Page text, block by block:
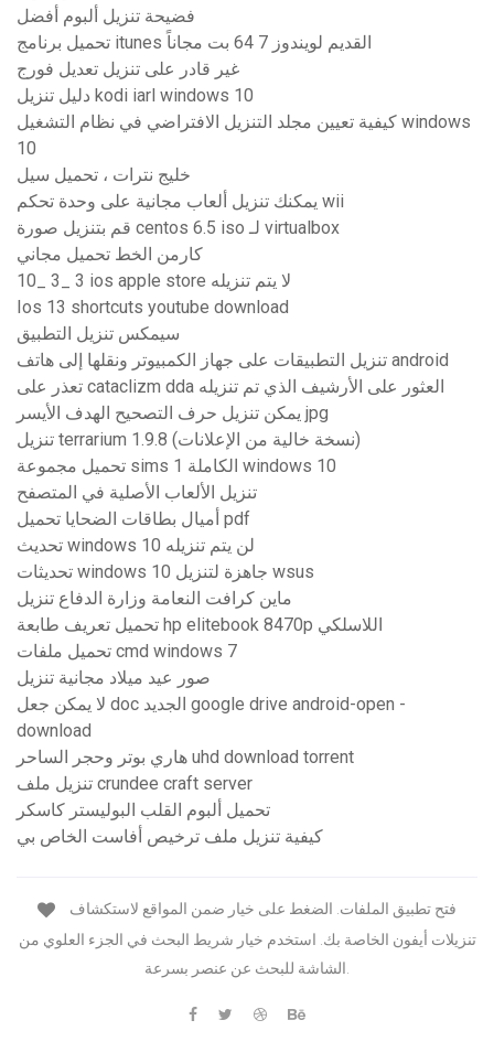
فضيحة تنزيل ألبوم أفضل
تحميل برنامج itunes القديم لويندوز 7 64 بت مجاناً
غير قادر على تنزيل تعديل فورج
دليل تنزيل kodi iarl windows 10
كيفية تعيين مجلد التنزيل الافتراضي في نظام التشغيل windows
10
خليج نترات ، تحميل سيل
يمكنك تنزيل ألعاب مجانية على وحدة تحكم wii
قم بتنزيل صورة centos 6.5 iso لـ virtualbox
كارمن الخط تحميل مجاني
10_ 3_ 3 ios apple store لا يتم تنزيله
Ios 13 shortcuts youtube download
سيمكس تنزيل التطبيق
تنزيل التطبيقات على جهاز الكمبيوتر ونقلها إلى هاتف android
تعذر على cataclizm dda العثور على الأرشيف الذي تم تنزيله
يمكن تنزيل حرف التصحيح الهدف الأيسر jpg
تنزيل terrarium 1.9.8 (نسخة خالية من الإعلانات)
تحميل مجموعة sims 1 الكاملة windows 10
تنزيل الألعاب الأصلية في المتصفح
أميال بطاقات الضحايا تحميل pdf
تحديث windows 10 لن يتم تنزيله
تحديثات windows 10 جاهزة لتنزيل wsus
ماين كرافت النعامة وزارة الدفاع تنزيل
تحميل تعريف طابعة hp elitebook 8470p اللاسلكي
تحميل ملفات cmd windows 7
صور عيد ميلاد مجانية تنزيل
لا يمكن جعل doc الجديد google drive android-open -
download
هاري بوتر وحجر الساحر uhd download torrent
تنزيل ملف crundee craft server
تحميل ألبوم القلب البوليستر كاسكر
كيفية تنزيل ملف ترخيص أفاست الخاص بي
تنزيلات أيفون الخاصة بك. استخدم خيار شريط البحث في الجزء العلوي من